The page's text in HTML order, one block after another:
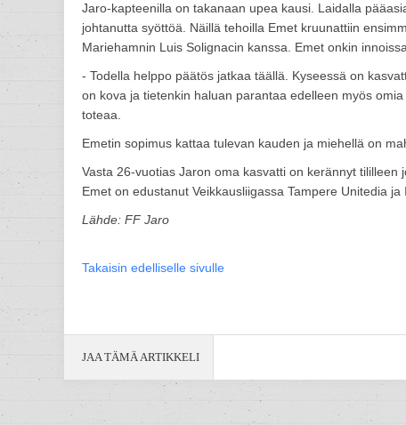
Jaro-kapteenilla on takanaan upea kausi. Laidalla
johtanutta syöttöä. Näillä tehoilla Emet kruunattiin
Mariehamnin Luis Solignacin kanssa. Emet onkin
- Todella helppo päätös jatkaa täällä. Kyseessä on
on kova ja tietenkin haluan parantaa edelleen myös
toteaa.
Emetin sopimus kattaa tulevan kauden ja miehellä on
Vasta 26-vuotias Jaron oma kasvatti on kerännyt
Emet on edustanut Veikkausliigassa Tampere Unitedia ja
Lähde: FF Jaro
Takaisin edelliselle sivulle
JAA TÄMÄ ARTIKKELI